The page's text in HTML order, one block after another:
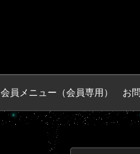
会員メニュー（会員専用） お